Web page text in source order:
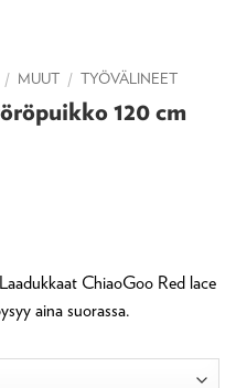
/ MUUT / TYÖVÄLINEET
120 cm
ChiaoGoo Red lace
aina suorassa.